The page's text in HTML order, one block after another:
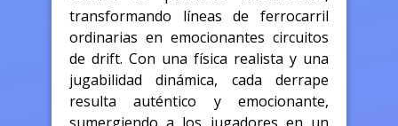
transformando líneas de ferrocarril
ordinarias en emocionantes circuitos
de drift. Con una física realista y una
jugabilidad dinámica, cada derrape
resulta auténtico y emocionante,